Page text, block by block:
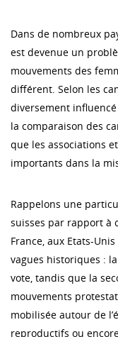
Dans de nombreux
est devenue un
mouvements des
différent. Selon les
diversement
la comparaison des
que les associations
importants dans la
Rappelons une
suisses par rapport à
France, aux Etats-
vagues historiques :
vote, tandis que la
mouvements
mobilisée autour de
reproductifs ou